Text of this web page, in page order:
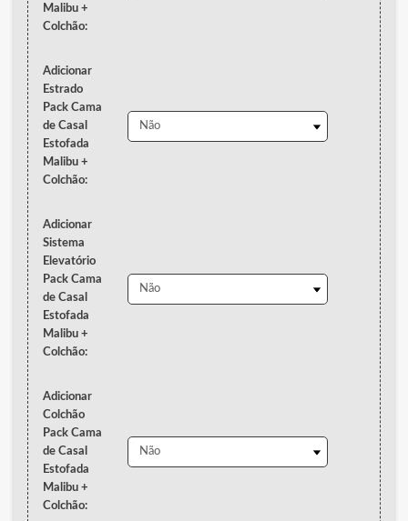
Malibu +
Colchão:
Adicionar
Estrado
Pack Cama
de Casal
Estofada
Malibu +
Colchão:
Adicionar
Sistema
Elevatório
Pack Cama
de Casal
Estofada
Malibu +
Colchão:
Adicionar
Colchão
Pack Cama
de Casal
Estofada
Malibu +
Colchão: